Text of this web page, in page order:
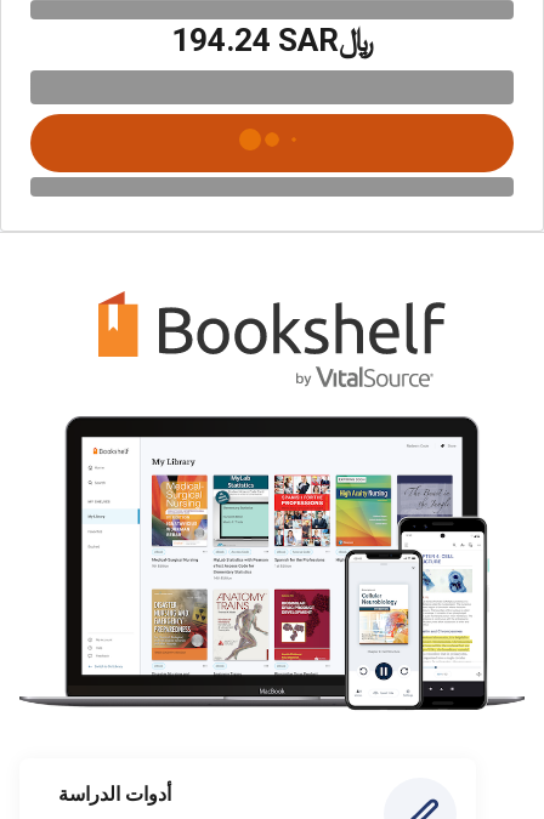
﷼‎194.24 SAR
أدوات الدراسة